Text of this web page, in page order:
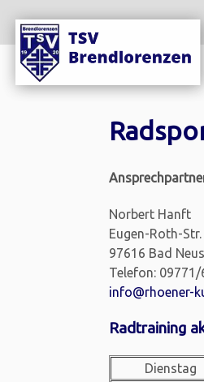
Norbert Hanft
Eugen-Roth-Str.
97616 Bad
Telefon:
info@rhoener-
Radtraining
Dienstag